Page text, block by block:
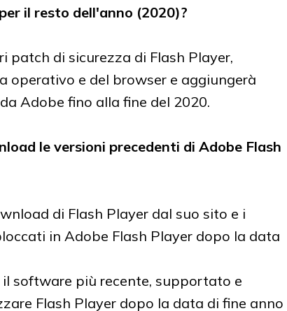
il resto dell'anno (2020)?
patch di sicurezza di Flash Player,
e del browser e aggiungerà
Adobe fino alla fine del 2020.
le versioni precedenti di Adobe Flash
di Flash Player dal suo sito e i
in Adobe Flash Player dopo la data
software più recente, supportato e
Flash Player dopo la data di fine anno